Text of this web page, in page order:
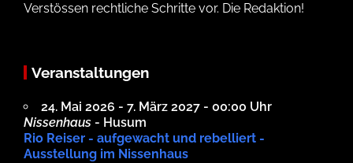
Verstössen rechtliche Schritte vor. Die Redaktion!
Veranstaltungen
24. Mai 2026 - 7. März 2027 - 00:00 Uhr
Nissenhaus - Husum
Rio Reiser - aufgewacht und rebelliert -
Ausstellung im Nissenhaus